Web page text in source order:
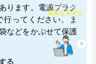
ります。電源プラグ
ってください。ま
などをかぶせて保護
る
×
チャット診断で
最適な業者を
ご提案